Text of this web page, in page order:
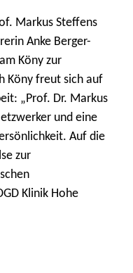
Markus Steffens
Anke Berger-
Köny zur
Köny freut sich auf
„Prof. Dr. Markus
und eine
Auf die
zur
Klinik Hohe